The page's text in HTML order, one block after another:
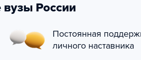
России
Постоянная
личного наставника